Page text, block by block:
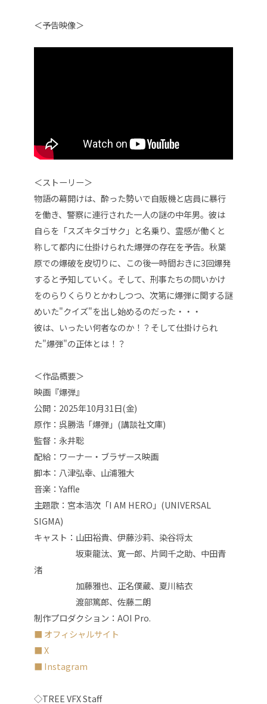
＜予告映像＞
＜ストーリー＞
物語の幕開けは、酔った勢いで自販機と店員に暴行
を働き、警察に連行された一人の謎の中年男。彼は
自らを「スズキタゴサク」と名乗り、霊感が働くと
称して都内に仕掛けられた爆弾の存在を予告。秋葉
原での爆破を皮切りに、この後一時間おきに3回爆発
すると予知していく。そして、刑事たちの問いかけ
をのらりくらりとかわしつつ、次第に爆弾に関する謎
めいた"クイズ"を出し始めるのだった・・・
彼は、いったい何者なのか！？そして仕掛けられ
た"爆弾"の正体とは！？
＜作品概要＞
映画『爆弾』
公開：2025年10月31日(金)
原作： 呉勝浩「爆弾」(講談社文庫)
監督： 永井聡
配給：ワーナー・ブラザース映画
脚本： 八津弘幸、山浦雅大
音楽：Yaffle
主題歌： 宮本浩次「I AM HERO」(UNIVERSAL
SIGMA)
キャスト： 山田裕貴、伊藤沙莉、染谷将太
坂東龍汰、寛一郎、片岡千之助、中田青
渚
加藤雅也、正名僕蔵、夏川結衣
渡部篤郎、佐藤二朗
制作プロダクション：AOI Pro.
■ オフィシャルサイト
■ X
■ Instagram
◇TREE VFX Staff